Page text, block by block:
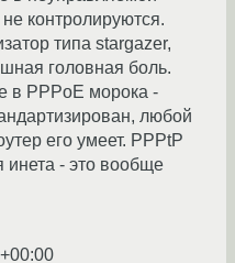
контролируются.
типа stargazer,
головная боль.
в PPPoE морока -
любой
его умеет. PPPtP
инета - это вообще